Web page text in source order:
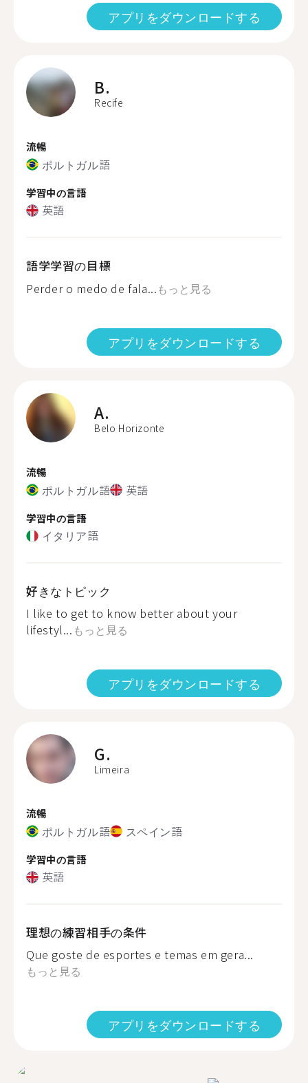
アプリをダウンロードする
B.
Recife
流暢
ポルトガル語
学習中の言語
英語
語学学習の目標
Perder o medo de fala...もっと見る
アプリをダウンロードする
A.
Belo Horizonte
流暢
ポルトガル語 英語
学習中の言語
イタリア語
好きなトピック
I like to get to know better about your
lifestyl... もっと見る
アプリをダウンロードする
G.
Limeira
流暢
ポルトガル語 スペイン語
学習中の言語
英語
理想の練習相手の条件
Que goste de esportes e temas em gera...
もっと見る
アプリをダウンロードする